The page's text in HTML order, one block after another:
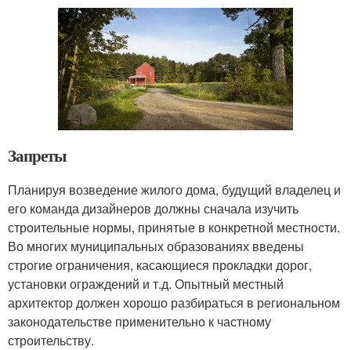
Запреты
Планируя возведение жилого дома, будущий владелец и
его команда дизайнеров должны сначала изучить
строительные нормы, принятые в конкретной местности.
Во многих муниципальных образованиях введены
строгие ограничения, касающиеся прокладки дорог,
установки ограждений и т.д. Опытный местный
архитектор должен хорошо разбираться в региональном
законодательстве применительно к частному
строительству.